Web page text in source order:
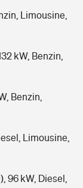
Limousine,
kW, Benzin,
Benzin,
Limousine,
96 kW, Diesel,